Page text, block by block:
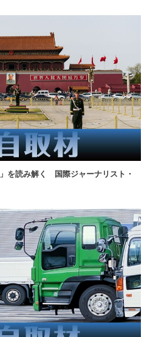
を読み解く 国際ジャーナリスト・